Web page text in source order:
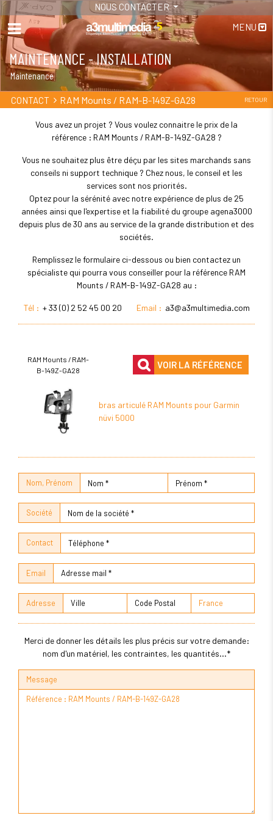
NOUS CONTACTER
MENU
MAINTENANCE - INSTALLATION
Maintenance
CONTACT RAM Mounts / RAM-B-149Z-GA28 RETOUR
Vous avez un projet ? Vous voulez connaitre le prix de la
référence : RAM Mounts / RAM-B-149Z-GA28 ?
Vous ne souhaitez plus être déçu par les sites marchands sans
conseils ni support technique ? Chez nous, le conseil et les
services sont nos priorités.
Optez pour la sérénité avec notre expérience de plus de 25
années ainsi que l'expertise et la fiabilité du groupe agena3000
depuis plus de 30 ans au service de la grande distribution et des
sociétés.
Remplissez le formulaire ci-dessous ou bien contactez un
spécialiste qui pourra vous conseiller pour la référence RAM
Mounts / RAM-B-149Z-GA28 au :
Tél : + 33 (0) 2 52 45 00 20 Email : a3@a3multimedia.com
RAM Mounts / RAM-
B-149Z-GA28
VOIR LA RÉFÉRENCE
bras articulé RAM Mounts pour Garmin
nüvi 5000
Nom, Prénom
Société
Contact
Email
Adresse
Merci de donner les détails les plus précis sur votre demande:
nom d'un matériel, les contraintes, les quantités...*
Message